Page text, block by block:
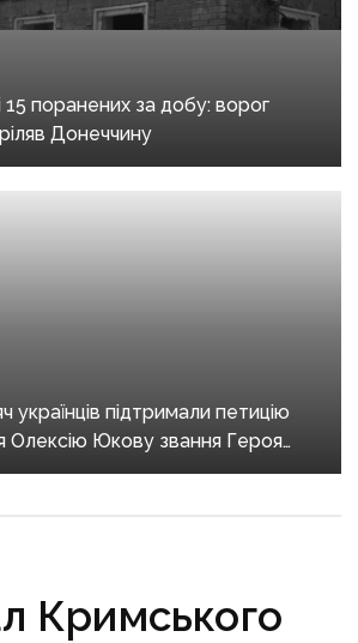
15 поранених за добу: ворог
Донеччину
українців підтримали петицію
Олексію Юкову звання Героя
Кримського